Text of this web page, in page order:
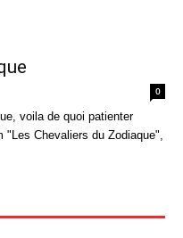
0
voila de quoi patienter
"Les Chevaliers du Zodiaque",